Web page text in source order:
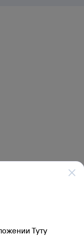
Туту
стоимость электронных
и туристского